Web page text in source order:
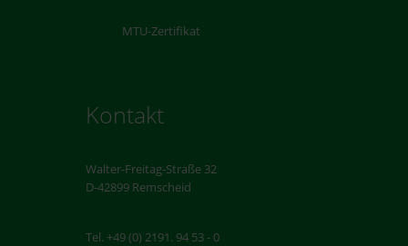
MTU-Zertifikat
Kontakt
Walter-Freitag-Straße 32
D-42899 Remscheid
Tel. +49 (0) 2191. 94 53 - 0